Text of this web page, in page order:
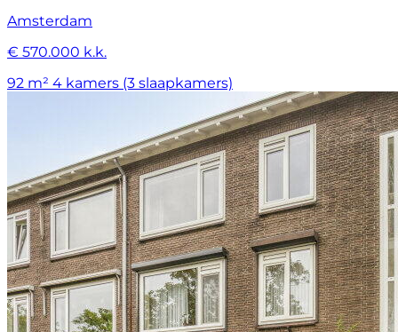
Amsterdam
€ 570.000 k.k.
92 m² 4 kamers (3 slaapkamers)